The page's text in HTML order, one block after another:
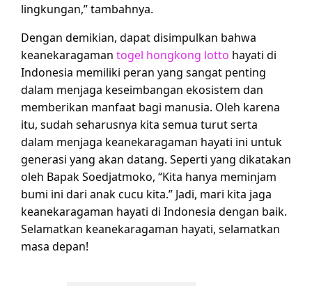
lingkungan,” tambahnya.
Dengan demikian, dapat disimpulkan bahwa
keanekaragaman togel hongkong lotto hayati di
Indonesia memiliki peran yang sangat penting
dalam menjaga keseimbangan ekosistem dan
memberikan manfaat bagi manusia. Oleh karena
itu, sudah seharusnya kita semua turut serta
dalam menjaga keanekaragaman hayati ini untuk
generasi yang akan datang. Seperti yang dikatakan
oleh Bapak Soedjatmoko, “Kita hanya meminjam
bumi ini dari anak cucu kita.” Jadi, mari kita jaga
keanekaragaman hayati di Indonesia dengan baik.
Selamatkan keanekaragaman hayati, selamatkan
masa depan!